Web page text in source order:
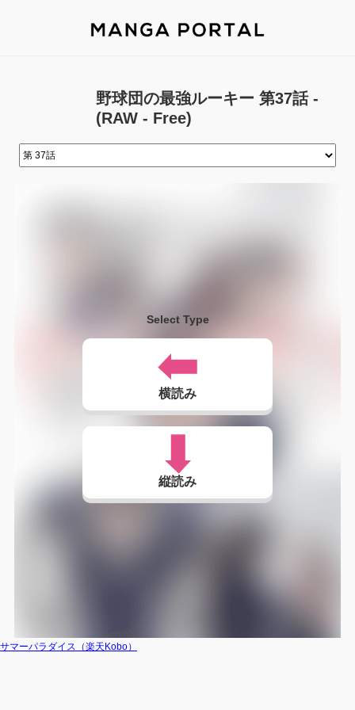
野球団の最強ルーキー 第37話 -
(RAW - Free)
Select Type
横読み
縦読み
サマーパラダイス（楽天Kobo）